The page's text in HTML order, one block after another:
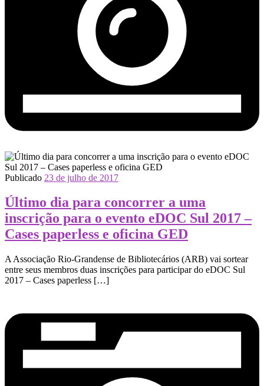
Publicado 23 de julho de 2017
Último dia para concorrer a uma
inscrição para o evento eDOC Sul 2017 –
Cases paperless e oficina GED
A Associação Rio-Grandense de Bibliotecários (ARB) vai sortear
entre ​​seus ​membros duas inscrições para participar do eDOC Sul
2017 – Cases paperless […]